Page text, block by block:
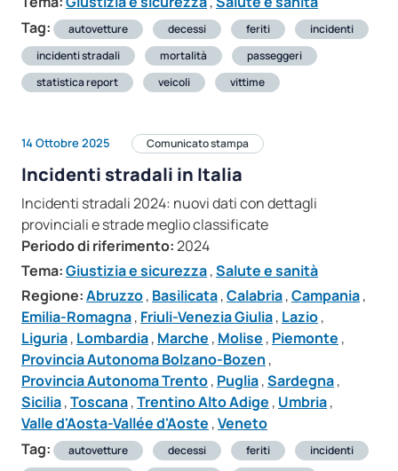
Tag:
autovetture decessi feriti
incidenti
incidenti stradali
mortalità
passeggeri
statistica report
veicoli vittime
14 Ottobre 2025 Comunicato stampa
Incidenti stradali in Italia
Incidenti stradali 2024: nuovi dati con dettagli
provinciali e strade meglio classificate
Periodo di riferimento:2024
Tema:Giustizia e sicurezza,Salute e sanità
Regione:Abruzzo, Basilicata,Calabria,Campania,
Emilia-Romagna, Friuli-Venezia Giulia, Lazio,
Liguria, Lombardia, Marche , Molise , Piemonte ,
Provincia Autonoma Bolzano-Bozen ,
Provincia Autonoma Trento, Puglia,Sardegna,
Sicilia,Toscana,Trentino Alto Adige , Umbria,
Valle d'Aosta-Vallée d'Aoste ,Veneto
Tag:
autovetture decessi feriti
incidenti